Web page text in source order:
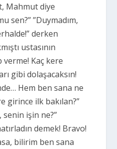
Mahmut diye
sen?” ”Duymadım,
derken
ustasının
verme! Kaç kere
gibi dolaşacaksın!
Hem ben sana ne
girince ilk bakılan?”
senin işin ne?”
demek! Bravo!
bilirim ben sana